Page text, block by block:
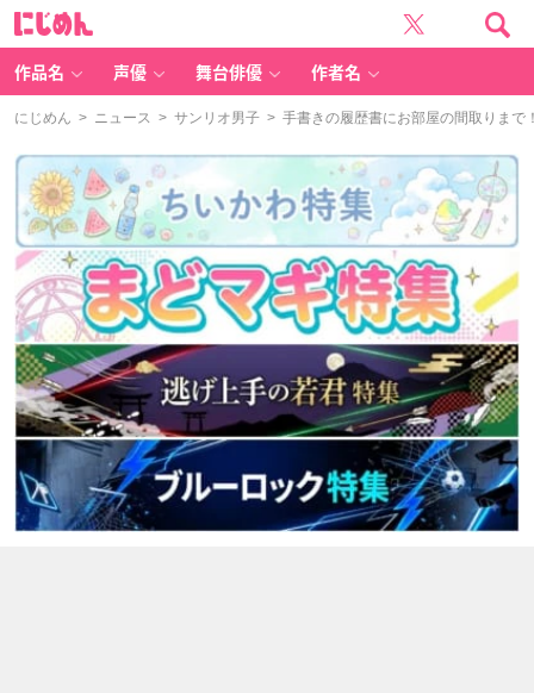
作品名 声優 舞台俳優 作者名
にじめん > ニュース > サンリオ男子 > 手書きの履歴書にお部屋の間取りまで